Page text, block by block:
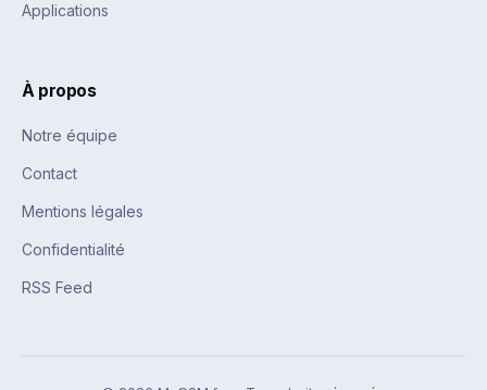
Applications
À propos
Notre équipe
Contact
Mentions légales
Confidentialité
RSS Feed